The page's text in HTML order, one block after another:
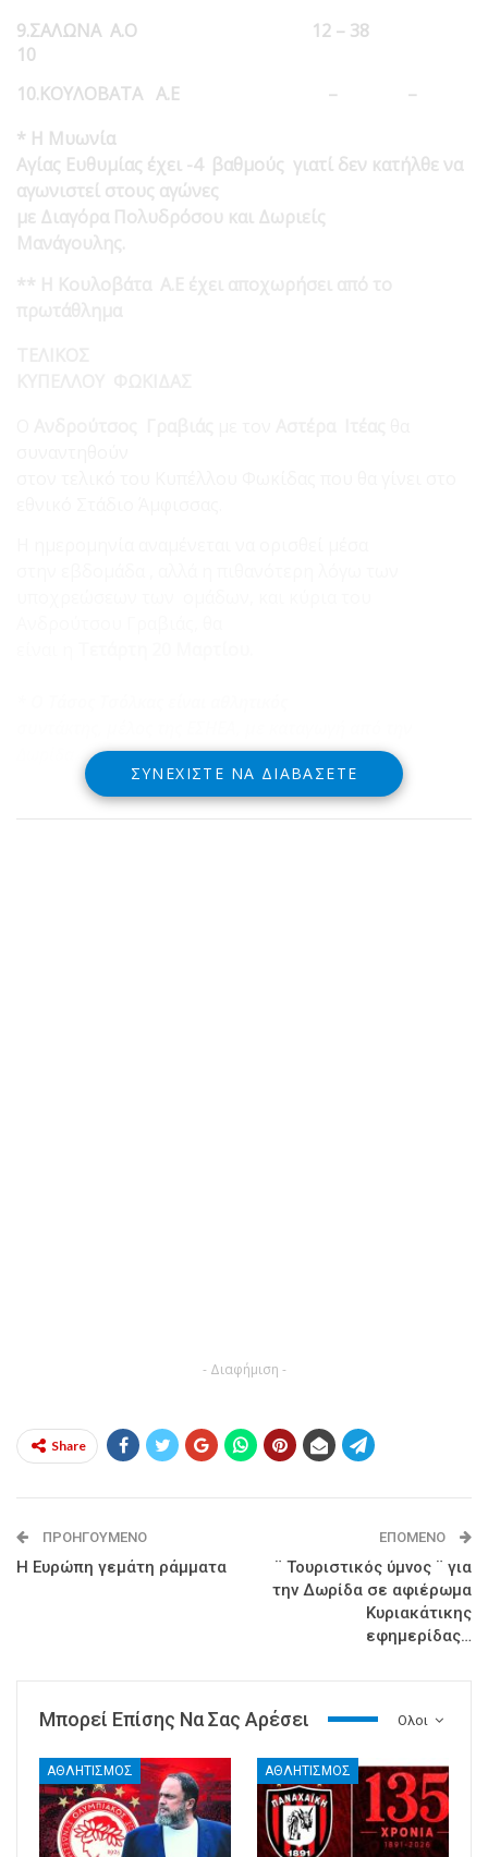
9.ΣΑΛΩΝΑ Α.Ο 12 – 38
10
10.ΚΟΥΛΟΒΑΤΑ Α.Ε – –
* Η Μυωνία
Αγίας Ευθυμίας έχει -4 βαθμούς γιατί δεν κατήλθε να
αγωνιστεί στους αγώνες
με Διαγόρα Πολυδρόσου και Δωριείς
Μανάγουλης.
ΣΥΝΕΧΊΣΤΕ ΝΑ ΔΙΑΒΆΣΕΤΕ
- Διαφήμιση -
Share
ΠΡΟΗΓΟΎΜΕΝΟ
Η Ευρώπη γεμάτη ράμματα
ΕΠΌΜΕΝΟ
¨ Τουριστικός ύμνος ¨ για
την Δωρίδα σε αφιέρωμα
Κυριακάτικης
εφημερίδας…
Ολοι
Μπορεί Επίσης Να Σας Αρέσει
ΑΘΛΗΤΙΣΜΟΣ ΑΘΛΗΤΙΣΜΟΣ